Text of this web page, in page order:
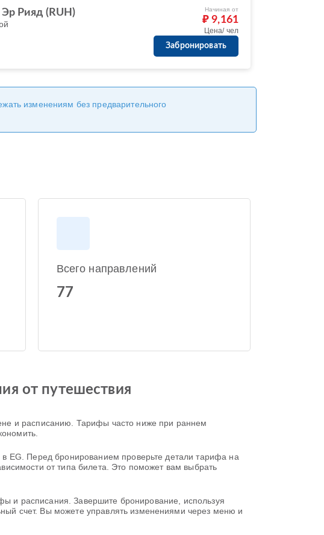
Эр Рияд (RUH) Начиная от
₽ 9,161
Цена/ чел
Забронировать
изменениям без предварительного
Всего направлений
77
от путешествия
и расписанию. Тарифы часто ниже при раннем
EG. Перед бронированием проверьте детали тарифа на
от типа билета. Это поможет вам выбрать
и расписания. Завершите бронирование, используя
счет. Вы можете управлять изменениями через меню и